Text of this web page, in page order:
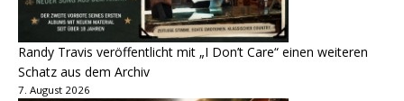
Randy Travis veröffentlicht mit „I Don’t Care“ einen weiteren
Schatz aus dem Archiv
7. August 2026